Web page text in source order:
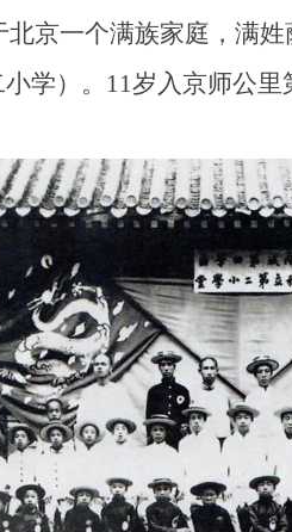
一个满族家庭，满姓
小学）。11岁入京师公